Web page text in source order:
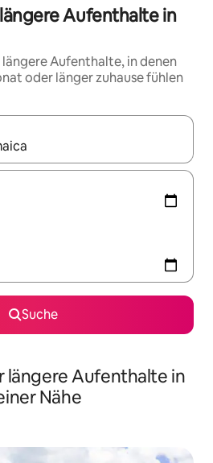
Aufenthalte in
Aufenthalte, in denen
oder länger zuhause fühlen
sind, navigiere mit den
Suche
längere Aufenthalte in
Nähe